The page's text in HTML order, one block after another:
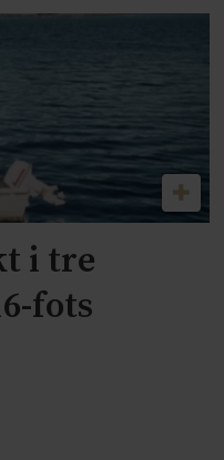
i tre
fots